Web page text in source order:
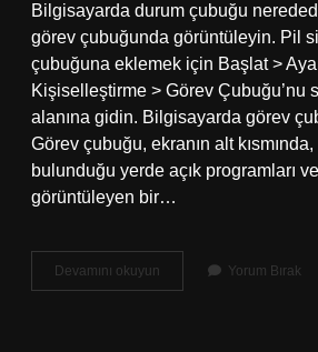
Bilgisayarda durum çubuğu
görev çubuğunda görüntüleyin. Pil
çubuğuna eklemek için Başlat >
Kişiselleştirme > Görev Çubuğu’nu
alanına gidin. Bilgisayarda görev
Görev çubuğu, ekranın alt
bulunduğu yerde açık programları
görüntüleyen bir…
Devamını okuyun Bilgisayarda
Başlık
Yorum Bırak